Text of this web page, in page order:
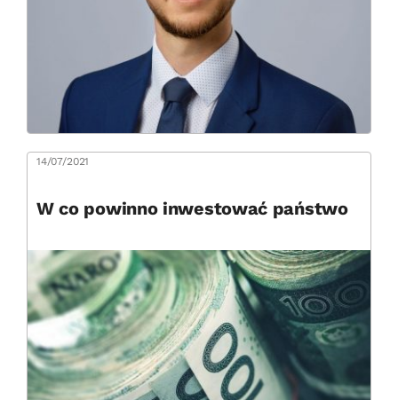
14/07/2021
W co powinno inwestować państwo